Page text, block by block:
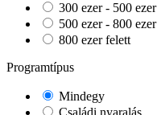
300 ezer - 500 ezer
500 ezer - 800 ezer
800 ezer felett
Programtípus
Mindegy
Családi nyaralás